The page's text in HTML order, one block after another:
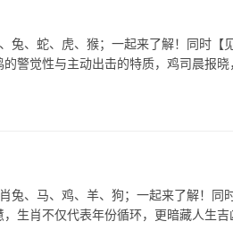
兔、蛇、虎、猴；一起来了解！同时【
警觉性与主动出击的特质，鸡司晨报
、马、鸡、羊、狗；一起来了解！同
生肖不仅代表年份循环，更暗藏人生